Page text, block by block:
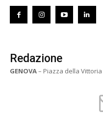
Redazione
GENOVA– Piazza della Vittoria